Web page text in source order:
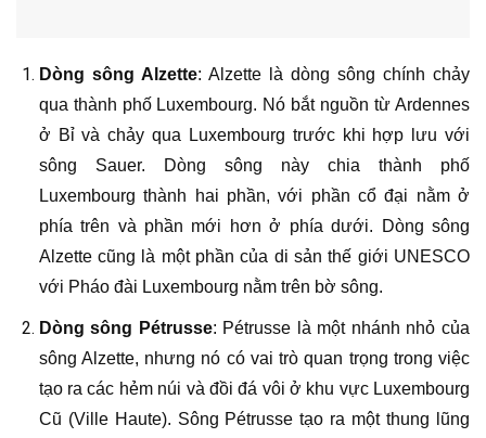
Dòng sông Alzette: Alzette là dòng sông chính chảy
qua thành phố Luxembourg. Nó bắt nguồn từ Ardennes
ở Bỉ và chảy qua Luxembourg trước khi hợp lưu với
sông Sauer. Dòng sông này chia thành phố
Luxembourg thành hai phần, với phần cổ đại nằm ở
phía trên và phần mới hơn ở phía dưới. Dòng sông
Alzette cũng là một phần của di sản thế giới UNESCO
với Pháo đài Luxembourg nằm trên bờ sông.
Dòng sông Pétrusse: Pétrusse là một nhánh nhỏ của
sông Alzette, nhưng nó có vai trò quan trọng trong việc
tạo ra các hẻm núi và đồi đá vôi ở khu vực Luxembourg
Cũ (Ville Haute). Sông Pétrusse tạo ra một thung lũng